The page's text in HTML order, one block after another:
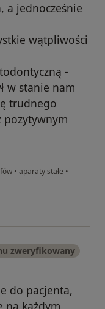
a jednocześnie
wątpliwości
-
w stanie nam
trudnego
pozytywnym
• aparaty stałe •
zweryfikowany
do pacjenta,
na każdym